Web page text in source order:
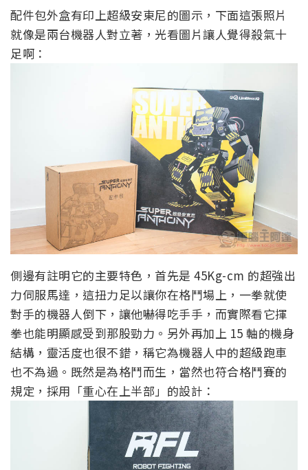
配件包外盒有印上超級安東尼的圖示，下面這張照片
就像是兩台機器人對立著，光看圖片讓人覺得殺氣十
足啊：
側邊有註明它的主要特色，首先是 45Kg-cm 的超強出
力伺服馬達，這扭力足以讓你在格鬥場上，一拳就使
對手的機器人倒下，讓他嚇得吃手手，而實際看它揮
拳也能明顯感受到那股勁力。另外再加上 15 軸的機身
結構，靈活度也很不錯，稱它為機器人中的超級跑車
也不為過。既然是為格鬥而生，當然也符合格鬥賽的
規定，採用「重心在上半部」的設計：